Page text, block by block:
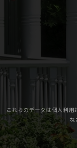
これらのデータは個人利用
な